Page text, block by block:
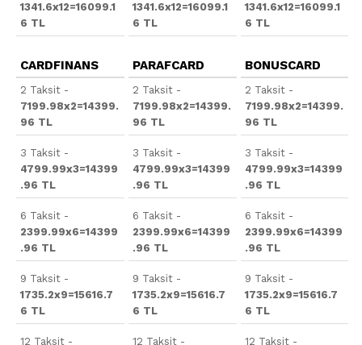
1341.6x12=16099.1
6 TL
1341.6x12=16099.1
6 TL
1341.6x12=16099.1
6 TL
CARDFINANS
2 Taksit -
7199.98x2=14399.
96 TL
3 Taksit -
4799.99x3=14399
.96 TL
6 Taksit -
2399.99x6=14399
.96 TL
9 Taksit -
1735.2x9=15616.7
6 TL
12 Taksit -
PARAFCARD
2 Taksit -
7199.98x2=14399.
96 TL
3 Taksit -
4799.99x3=14399
.96 TL
6 Taksit -
2399.99x6=14399
.96 TL
9 Taksit -
1735.2x9=15616.7
6 TL
12 Taksit -
BONUSCARD
2 Taksit -
7199.98x2=14399.
96 TL
3 Taksit -
4799.99x3=14399
.96 TL
6 Taksit -
2399.99x6=14399
.96 TL
9 Taksit -
1735.2x9=15616.7
6 TL
12 Taksit -